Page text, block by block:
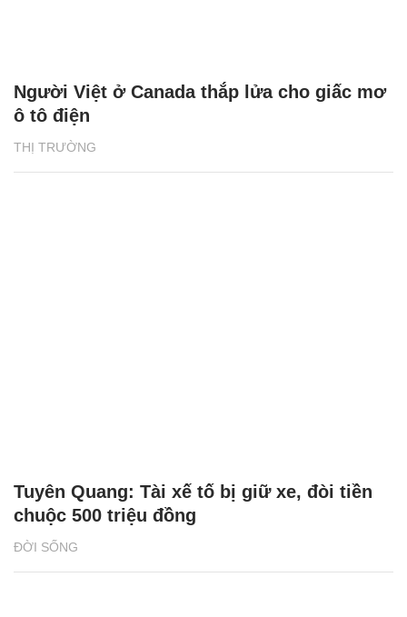
THỊ TRƯỜNG
Người Việt ở Canada thắp lửa cho giấc mơ
ô tô điện
ĐỜI SỐNG
Tuyên Quang: Tài xế tố bị giữ xe, đòi tiền
chuộc 500 triệu đồng